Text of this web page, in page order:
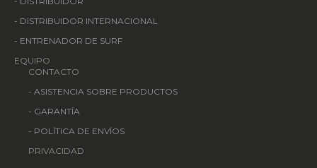
- DISTRIBUIDOR INTERNACIONAL
- ENTRENADOR DE SURF
EQUIPO
CONTACTO
- ASISTENCIA SOBRE PRODUCTOS
- GARANTÍA
- POLÍTICA DE ENVÍOS
PRIVACIDAD